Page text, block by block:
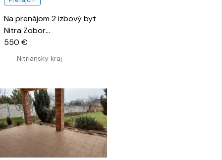
Na prenájom 2 izbový byt
Nitra Zobor…
Nitriansky kraj
550 €